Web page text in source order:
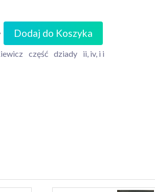
Dodaj do Koszyka
część dziady ii, iv, i i